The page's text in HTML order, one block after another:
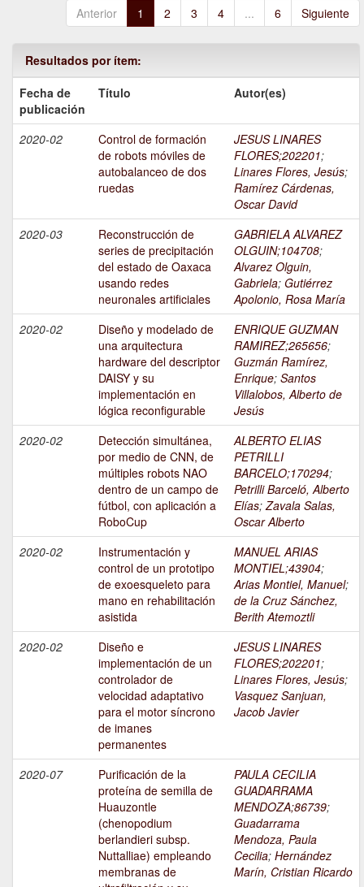
Anterior 1 2 3 4 ... 6 Siguiente
Resultados por ítem:
Fecha de
publicación
Título Autor(es)
2020-02
Control de formación
de robots móviles de
autobalanceo de dos
ruedas
JESUS LINARES
FLORES;202201;
Linares Flores, Jesús;
Ramírez Cárdenas,
Oscar David
2020-03
Reconstrucción de
series de precipitación
del estado de Oaxaca
usando redes
neuronales artificiales
GABRIELA ALVAREZ
OLGUIN;104708;
Alvarez Olguin,
Gabriela; Gutiérrez
Apolonio, Rosa María
2020-02
Diseño y modelado de
una arquitectura
hardware del descriptor
DAISY y su
implementación en
lógica reconfigurable
ENRIQUE GUZMAN
RAMIREZ;265656;
Guzmán Ramírez,
Enrique; Santos
Villalobos, Alberto de
Jesús
2020-02
Detección simultánea,
por medio de CNN, de
múltiples robots NAO
dentro de un campo de
fútbol, con aplicación a
RoboCup
ALBERTO ELIAS
PETRILLI
BARCELO;170294;
Petrilli Barceló, Alberto
Elías;Zavala Salas,
Oscar Alberto
2020-02
Instrumentación y
control de un prototipo
de exoesqueleto para
mano en rehabilitación
asistida
MANUEL ARIAS
MONTIEL;43904;
Arias Montiel, Manuel;
de la Cruz Sánchez,
Berith Atemoztli
2020-02
Diseño e
implementación de un
controlador de
velocidad adaptativo
para el motor síncrono
de imanes
permanentes
JESUS LINARES
FLORES;202201;
Linares Flores, Jesús;
Vasquez Sanjuan,
Jacob Javier
2020-07
Purificación de la
proteína de semilla de
Huauzontle
(chenopodium
berlandieri subsp.
Nuttalliae) empleando
membranas de
PAULA CECILIA
GUADARRAMA
MENDOZA;86739;
Guadarrama
Mendoza, Paula
Cecilia; Hernández
Marín, Cristian Ricardo